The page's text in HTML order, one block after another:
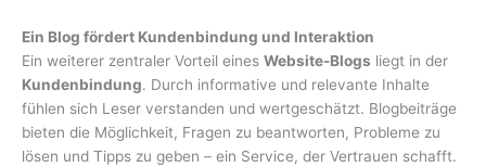
Ein Blog fördert Kundenbindung und Interaktion
Ein weiterer zentraler Vorteil eines Website-Blogs liegt in der
Kundenbindung. Durch informative und relevante Inhalte
fühlen sich Leser verstanden und wertgeschätzt. Blogbeiträge
bieten die Möglichkeit, Fragen zu beantworten, Probleme zu
lösen und Tipps zu geben – ein Service, der Vertrauen schafft.